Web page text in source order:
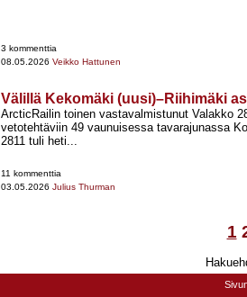
3 kommenttia
08.05.2026 Veikko Hattunen
Välillä Kekomäki (uusi)–Riihimäki
ArcticRailin toinen vastavalmistunut Valakko
vetotehtäviin 49 vaunuisessa tavarajunassa
2811 tuli heti...
11 kommenttia
03.05.2026 Julius Thurman
1